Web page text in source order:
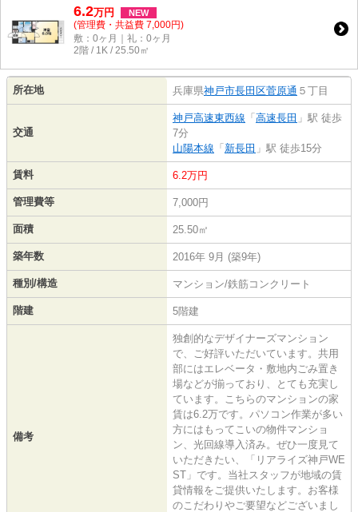
6.2万円 NEW
(管理費・共益費 7,000円)
敷：0ヶ月｜礼：0ヶ月
2階 / 1K / 25.50㎡
所在地 兵庫県神戸市長田区菅原通 ５丁目
交通
神戸高速東西線 「 高速長田 」駅 徒歩
7分
山陽本線 「 新長田 」駅 徒歩15分
賃料 6.2万円
管理費等 7,000円
面積 25.50㎡
築年数 2016年 9月 (築9年)
種別/構造 マンション/鉄筋コンクリート
階建 5階建
備考
独創的なデザイナーズマンション
で、ご好評いただいています。共用
部にはエレベータ・敷地内ごみ置き
場などが揃っており、とても充実し
ています。こちらのマンションの家
賃は6.2万です。パソコン作業が多い
方にはもってこいの物件マンショ
ン、光回線導入済み。ぜひ一度見て
いただきたい、「リアライズ神戸WE
ST」です。当社スタッフが地域の賃
貸情報をご提供いたします。お客様
のこだわりやご要望などございまし